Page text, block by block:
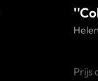
Prijs